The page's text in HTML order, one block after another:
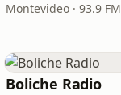
Montevideo · 93.9 FM
Boliche Radio